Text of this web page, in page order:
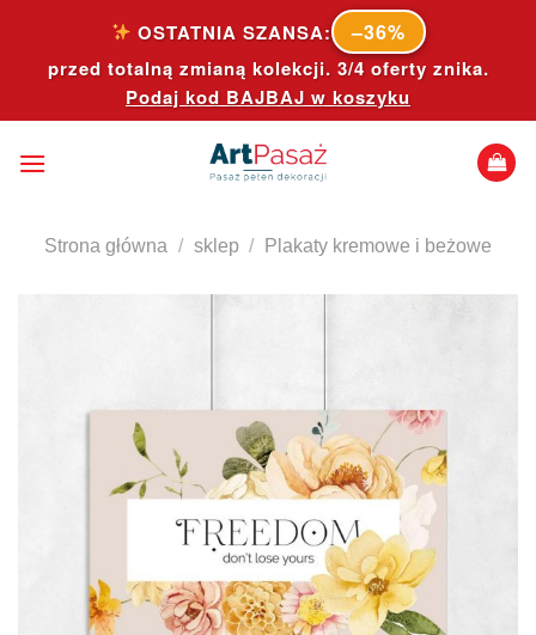
content
OSTATNIA SZANSA: –36%
przed totalną zmianą kolekcji. 3/4 oferty znika.
Podaj kod BAJBAJ w koszyku
Strona główna / sklep / Plakaty kremowe i beżowe